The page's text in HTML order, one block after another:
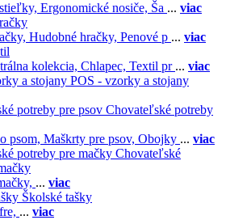
Ergonomické nosiče, Ša ... viac
Hudobné hračky, Penové p ... viac
kolekcia, Chlapec, Textil pr ... viac
POS - vzorky a stojany
Chovateľské potreby
psom, Maškrty pre psov, Obojky ... viac
Chovateľské
... viac
Školské tašky
... viac